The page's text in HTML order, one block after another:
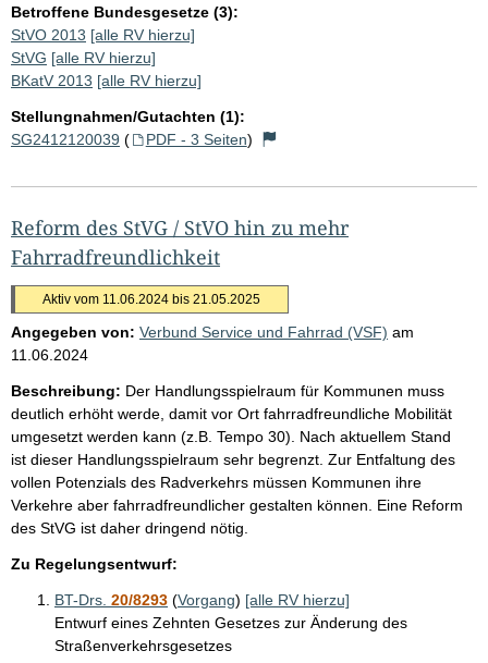
Betroffene Bundesgesetze (3):
StVO 2013 [alle RV hierzu]
StVG [alle RV hierzu]
BKatV 2013 [alle RV hierzu]
Stellungnahmen/Gutachten (1):
SG2412120039 ( PDF - 3 Seiten)
Reform des StVG / StVO hin zu mehr
Fahrradfreundlichkeit
Aktiv vom 11.06.2024 bis 21.05.2025
Angegeben von: Verbund Service und Fahrrad (VSF) am
11.06.2024
Beschreibung: Der Handlungsspielraum für Kommunen muss
deutlich erhöht werde, damit vor Ort fahrradfreundliche Mobilität
umgesetzt werden kann (z.B. Tempo 30). Nach aktuellem Stand
ist dieser Handlungsspielraum sehr begrenzt. Zur Entfaltung des
vollen Potenzials des Radverkehrs müssen Kommunen ihre
Verkehre aber fahrradfreundlicher gestalten können. Eine Reform
des StVG ist daher dringend nötig.
Zu Regelungsentwurf:
BT-Drs. 20/8293 (Vorgang) [alle RV hierzu]
Entwurf eines Zehnten Gesetzes zur Änderung des
Straßenverkehrsgesetzes